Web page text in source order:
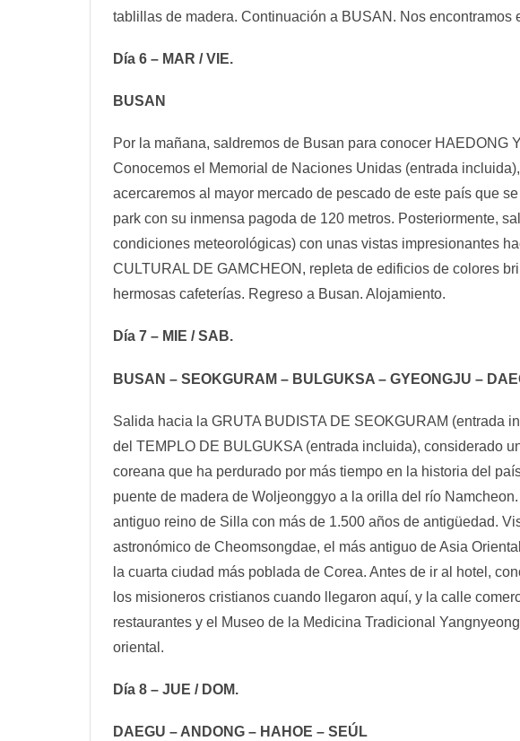
tablillas de madera. Continuación a BUSAN. Nos
Día 6 – MAR / VIE.
BUSAN
Por la mañana, saldremos de Busan para conocer
Conocemos el Memorial de Naciones Unidas (entrada
acercaremos al mayor mercado de pescado de este país que
park con su inmensa pagoda de 120 metros. Posteriormente,
condiciones meteorológicas) con unas vistas impresionantes
CULTURAL DE GAMCHEON, repleta de edificios de colores
hermosas cafeterías. Regreso a Busan. Alojamiento.
Día 7 – MIE / SAB.
BUSAN – SEOKGURAM – BULGUKSA – GYEONGJU –
Salida hacia la GRUTA BUDISTA DE SEOKGURAM (entrada
del TEMPLO DE BULGUKSA (entrada incluida), considerado
coreana que ha perdurado por más tiempo en la historia del
puente de madera de Woljeonggyo a la orilla del río
antiguo reino de Silla con más de 1.500 años de antigüedad.
astronómico de Cheomsongdae, el más antiguo de Asia
la cuarta ciudad más poblada de Corea. Antes de ir al hotel,
los misioneros cristianos cuando llegaron aquí, y la calle
restaurantes y el Museo de la Medicina Tradicional
oriental.
Día 8 – JUE / DOM.
DAEGU – ANDONG – HAHOE – SEÚL